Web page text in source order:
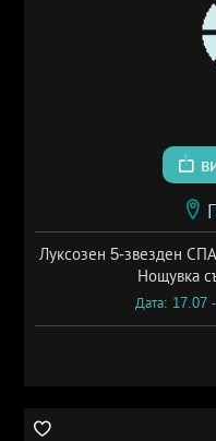
Луксозен 5-звезден
Нощувка
Дата: 17.07